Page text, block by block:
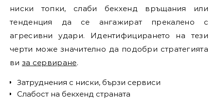
ниски топки, слаби бекхенд връщания или
тенденция да се ангажират прекалено с
агресивни удари. Идентифицирането на тези
черти може значително да подобри стратегията
ви за сервиране.
Затруднения с ниски, бързи сервиси
Слабост на бекхенд страната